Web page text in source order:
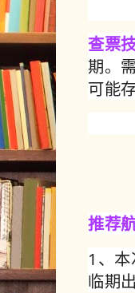
查票
期。
可能
推荐
1、
临期